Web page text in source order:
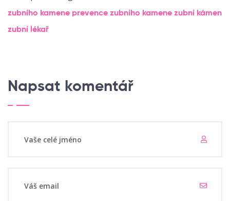
zubního kamene prevence zubního kamene zubní kámen
zubní lékař
Napsat komentář